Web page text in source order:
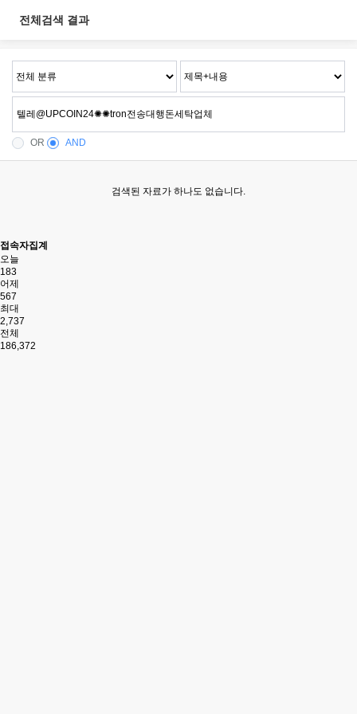
전체검색 결과
OR AND
검색된 자료가 하나도 없습니다.
접속자집계
오늘
183
어제
567
최대
2,737
전체
186,372